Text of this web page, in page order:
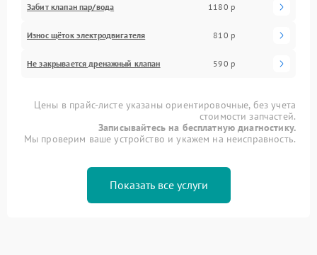
Забит клапан пар/вода 1180 р
Износ щёток электродвигателя 810 р
Не закрывается дренажный клапан 590 р
Цены в прайс-листе указаны ориентировочные, без учета
стоимости запчастей.
Записывайтесь на бесплатную диагностику.
Мы проверим ваше устройство и укажем на неисправность.
Показать все услуги